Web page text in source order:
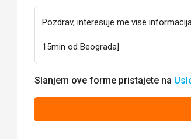
Slanjem ove forme pristajete na